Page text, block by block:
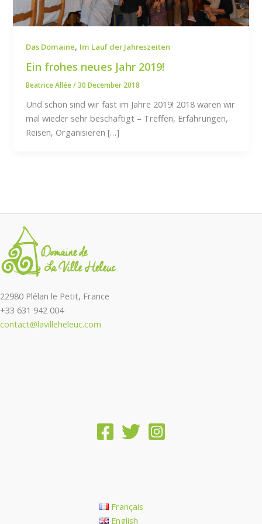
Das Domaine, Im Lauf der Jahreszeiten
Ein frohes neues Jahr 2019!
Beatrice Allée/30 December 2018
Und schon sind wir fast im Jahre 2019! 2018 waren wir
mal wieder sehr beschäftigt – Treffen, Erfahrungen,
Reisen, Organisieren […]
22980 Plélan le Petit, France
+33 631 942 004
contact@lavilleheleuc.com
Français
English